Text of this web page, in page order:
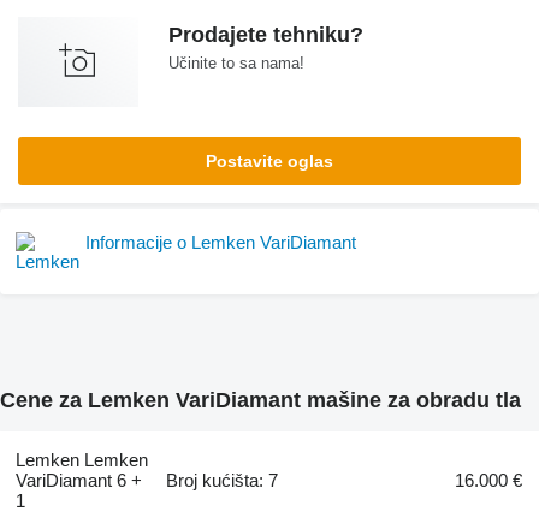
Prodajete tehniku?
Učinite to sa nama!
Postavite oglas
Informacije o Lemken VariDiamant
Cene za Lemken VariDiamant mašine za obradu tla
Lemken Lemken
VariDiamant 6 +
1
Broj kućišta: 7 16.000 €